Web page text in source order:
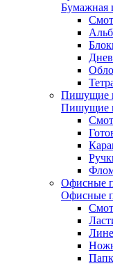
Бумажная
Пишущие
Пишущие
Офисные
Офисные